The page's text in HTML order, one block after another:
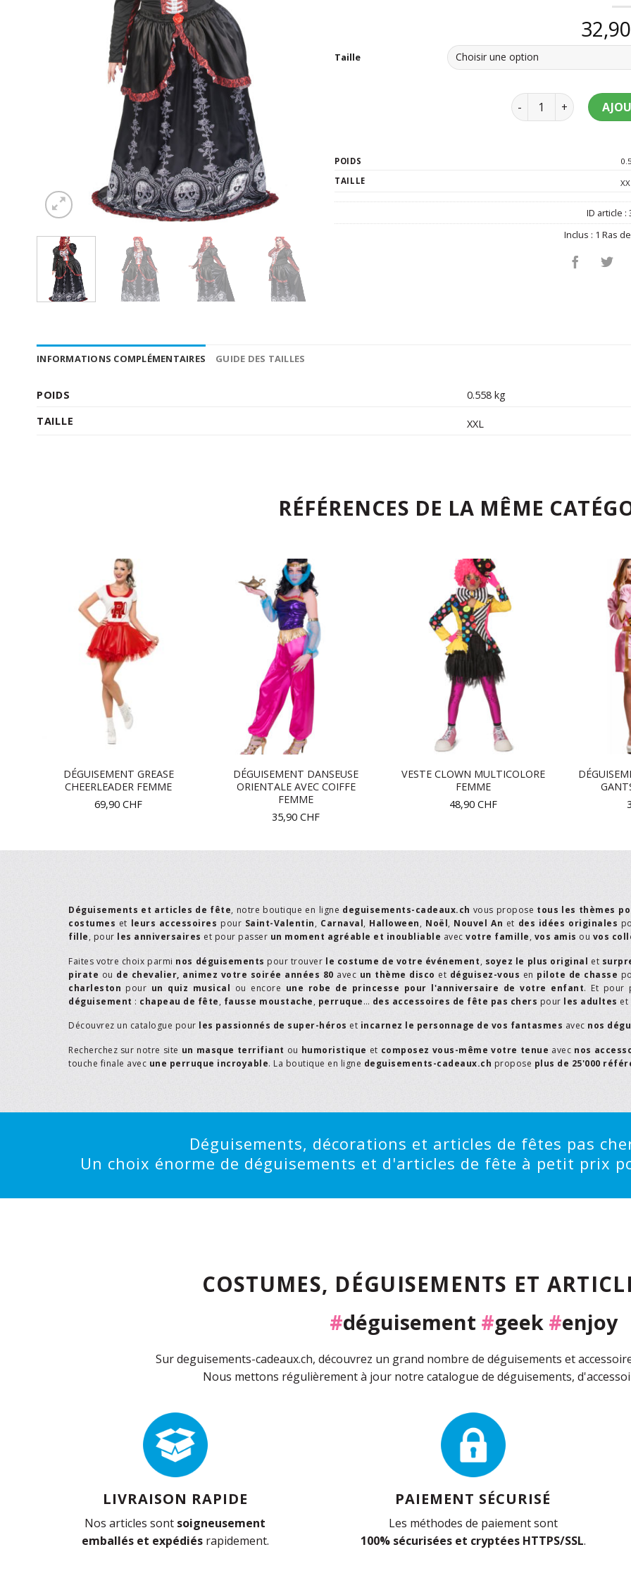
Taille
quantité de
POIDS
TAILLE
ID article :
Inclus : 1 Ras
INFORMATIONS COMPLÉMENTAIRES GUIDE DES TAILLES
POIDS
0.558 kg
TAILLE
XXL
RÉFÉRENCES DE LA MÊME
DÉGUISEMENT GREASE
CHEERLEADER FEMME
69,90 CHF
DÉGUISEMENT DANSEUSE
ORIENTALE AVEC COIFFE
FEMME
35,90 CHF
VESTE CLOWN MULTICOLORE
FEMME
48,90 CHF
Déguisements et articles de fête, notre boutique en ligne deguisements-cadeaux.ch vous propose tous les thèmes
costumes et leurs accessoires pour Saint-Valentin, Carnaval, Halloween, Noël, Nouvel An et des idées originales
fille, pour les anniversaires et pour passer un moment agréable et inoubliable avec votre famille, vos amis ou vos
Faites votre choix parmi nos déguisements pour trouver le costume de votre événement, soyez le plus original et
pirate ou de chevalier, animez votre soirée années 80 avec un thème disco et déguisez-vous en pilote de chasse
charleston pour un quiz musical ou encore une robe de princesse pour l'anniversaire de votre enfant. Et pour
déguisement : chapeau de fête, fausse moustache, perruque… des accessoires de fête pas chers pour les adultes et
Découvrez un catalogue pour les passionnés de super-héros et incarnez le personnage de vos fantasmes avec nos
Recherchez sur notre site un masque terrifiant ou humoristique et composez vous-même votre tenue avec nos
touche finale avec une perruque incroyable. La boutique en ligne deguisements-cadeaux.ch propose plus de 25'000
Déguisements, décorations et articles de fêtes pas
Un choix énorme de déguisements et d'articles de fête à petit prix
COSTUMES, DÉGUISEMENTS ET
#déguisement #geek #enjoy
Sur deguisements-cadeaux.ch, découvrez un grand nombre de déguisements et
Nous mettons régulièrement à jour notre catalogue de déguisements,
LIVRAISON RAPIDE
Nos articles sont soigneusement
emballés et expédiésrapidement.
PAIEMENT SÉCURISÉ
Les méthodes de paiement sont
100% sécurisées et cryptées HTTPS/SSL.